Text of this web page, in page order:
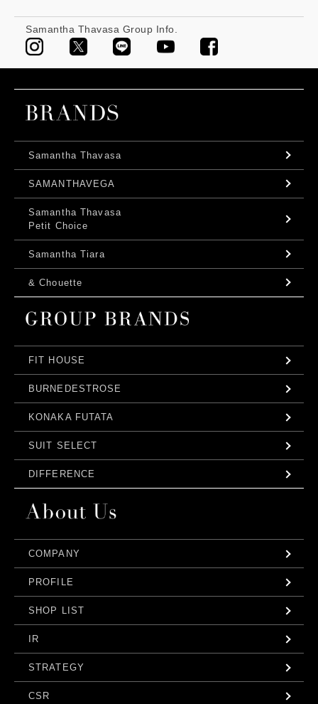
Samantha Thavasa Group Info.
Samantha Thavasa
SAMANTHAVEGA
Samantha Thavasa
Petit Choice
Samantha Tiara
& Chouette
FIT HOUSE
BURNEDESTROSE
KONAKA FUTATA
SUIT SELECT
DIFFERENCE
COMPANY
PROFILE
SHOP LIST
IR
STRATEGY
CSR